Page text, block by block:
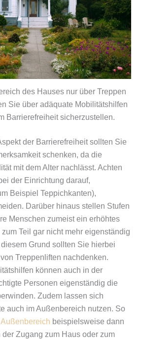
des Hauses nur über Treppen
Sie über adäquate Mobilitätshilfen
Barrierefreiheit sicherzustellen.
der Barrierefreiheit sollten Sie
schenken, da die
mit dem Alter nachlässt. Achten
der Einrichtung darauf,
Beispiel Teppichkanten),
Darüber hinaus stellen Stufen
Menschen zumeist ein erhöhtes
Teil gar nicht mehr eigenständig
Grund sollten Sie hierbei
Treppenliften nachdenken.
können auch in der
Personen eigenständig die
Zudem lassen sich
auch im Außenbereich nutzen. So
beispielsweise dann
Zugang zum Haus oder zum